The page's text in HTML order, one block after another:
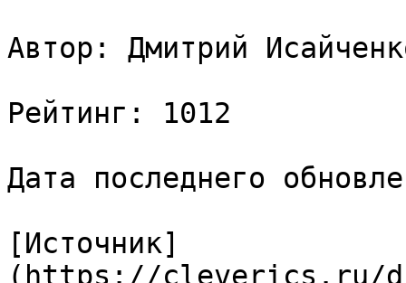
Автор: Дмитрий
Рейтинг: 1012
Дата последнего
[Источник]
(https://cleverics.ru/